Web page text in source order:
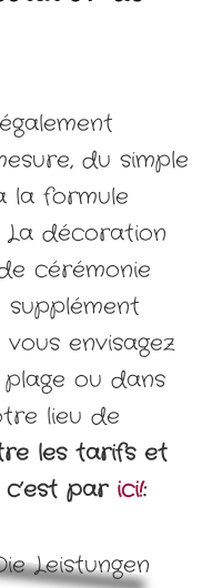
du simple
la formule
La décoration
cérémonie
supplément
vous envisagez
ou dans
lieu de
les tarifs et
par ici!: